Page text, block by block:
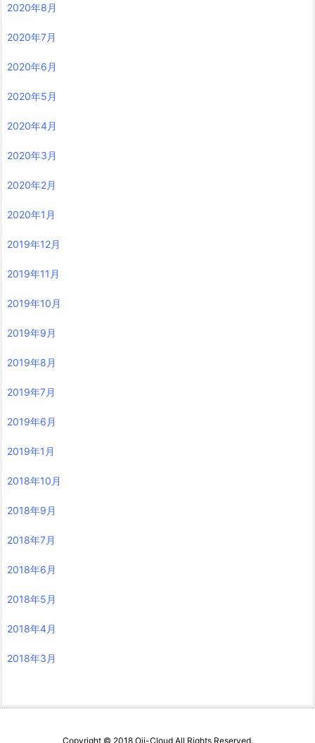
2020年8月
2020年7月
2020年6月
2020年5月
2020年4月
2020年3月
2020年2月
2020年1月
2019年12月
2019年11月
2019年10月
2019年9月
2019年8月
2019年7月
2019年6月
2019年1月
2018年10月
2018年9月
2018年7月
2018年6月
2018年5月
2018年4月
2018年3月
Copyright © 2018 Oji-CloudAll Rights Reserved.